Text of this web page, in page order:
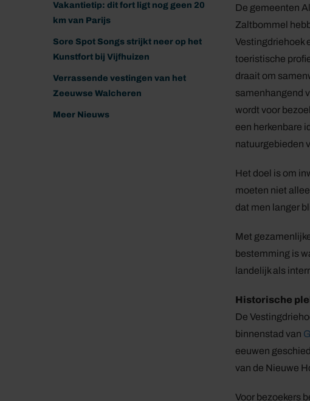
Vakantietip: dit fort ligt nog geen 20
km van Parijs
Sore Spot Songs strijkt neer op het
Kunstfort bij Vijfhuizen
Verrassende vestingen van het
Zeeuwse Walcheren
Meer Nieuws
De gemeenten
Zaltbommel
Vestingdriehoek
toeristische
draait om
samenhangend
wordt voor
een herkenbare
natuurgebieden
Het doel is om
moeten niet
dat men langer
Met
bestemming is
landelijk als
Historische
De
binnenstad van
eeuwen
van de Nieuwe
Voor bezoekers